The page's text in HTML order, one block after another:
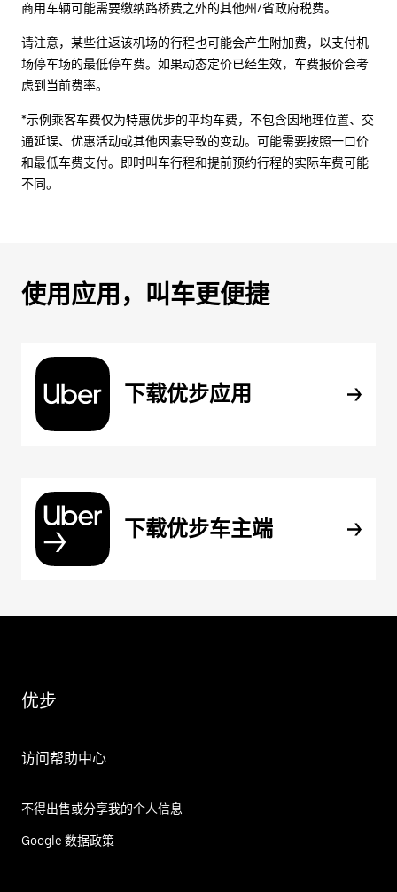
商用车辆可能需要缴纳路桥费之外的其他州/省政府税费。
请注意，某些往返该机场的行程也可能会产生附加费，以支付机
场停车场的最低停车费。如果动态定价已经生效，车费报价会考
虑到当前费率。
*示例乘客车费仅为特惠优步的平均车费，不包含因地理位置、交
通延误、优惠活动或其他因素导致的变动。可能需要按照一口价
和最低车费支付。即时叫车行程和提前预约行程的实际车费可能
不同。
使用应用，叫车更便捷
下载优步应用
下载优步车主端
优步
访问帮助中心
不得出售或分享我的个人信息
Google 数据政策